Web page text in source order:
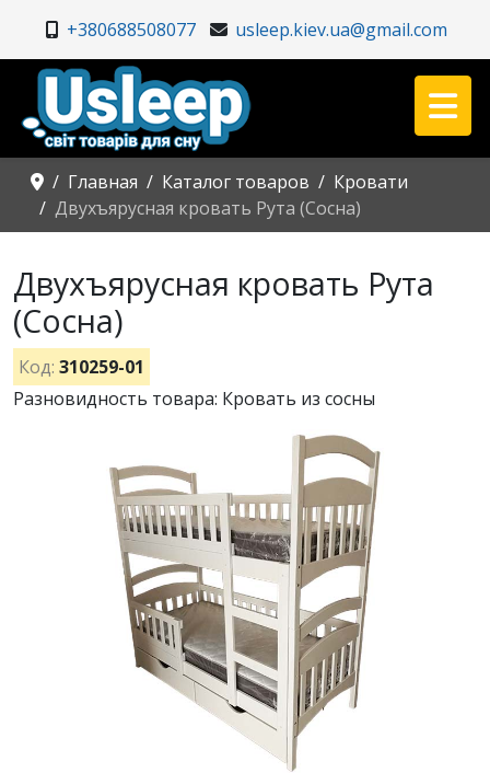
+380688508077 usleep.kiev.ua@gmail.com
Главная Каталог товаров
Кровати
Двухъярусная кровать Рута (Сосна)
Двухъярусная кровать Рута
(Сосна)
Код: 310259-01
Разновидность товара: Кровать из сосны